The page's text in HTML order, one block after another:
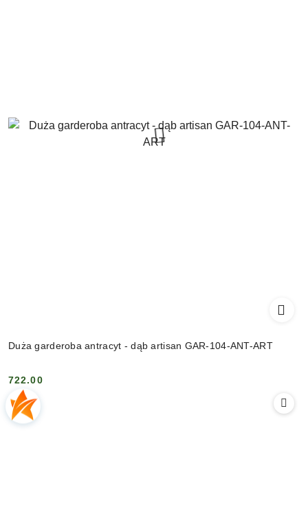
Duża garderoba antracyt - dąb artisan GAR-104-ANT-ART
Cena:
722.00